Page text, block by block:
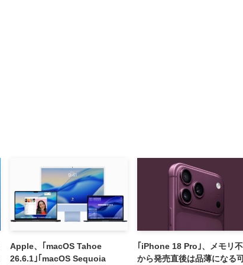
Apple、｢macOS Tahoe
26.6.1｣｢macOS Sequoia
｢iPhone 18 Pro｣、メモリ
から発売直後は品薄になる